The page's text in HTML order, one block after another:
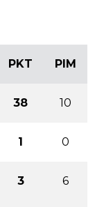
PKT PIM
38 10
1 0
3 6